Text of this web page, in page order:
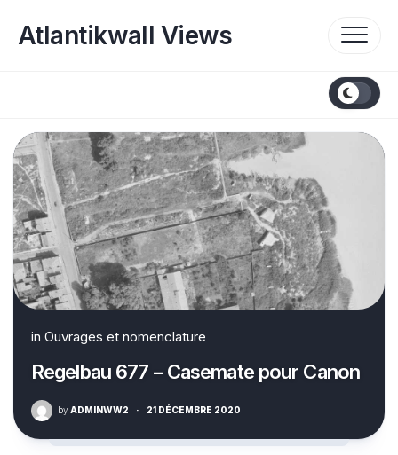
content
Atlantikwall Views
in Ouvrages et nomenclature
Regelbau 677 – Casemate pour Canon
by ADMINWW2 · 21 DÉCEMBRE 2020